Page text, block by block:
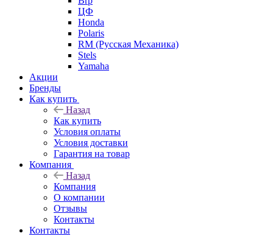
ЦФ
Honda
Polaris
RM (Русская Механика)
Stels
Yamaha
Акции
Бренды
Как купить
Назад
Как купить
Условия оплаты
Условия доставки
Гарантия на товар
Компания
Назад
Компания
О компании
Отзывы
Контакты
Контакты